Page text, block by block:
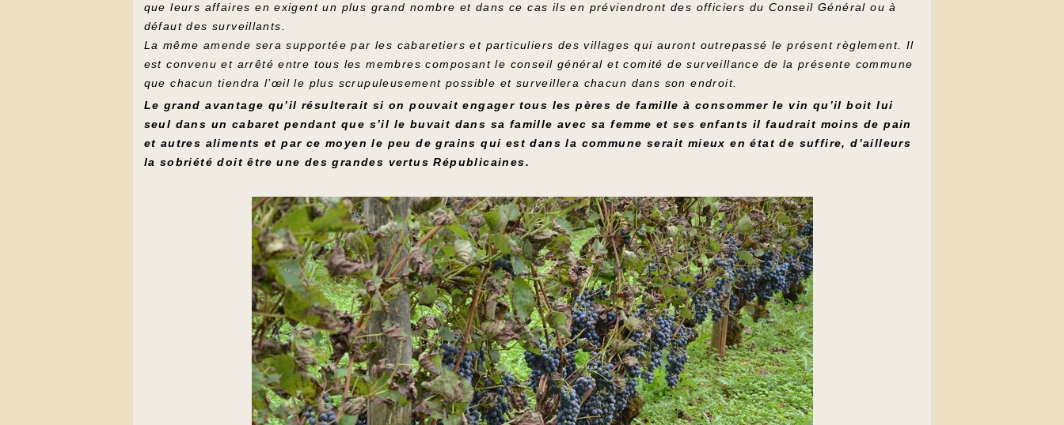
que leurs affaires en exigent un plus grand nombre et dans ce cas ils en préviendront des officiers du Conseil Général ou à
défaut des surveillants.
La même amende sera supportée par les cabaretiers et particuliers des villages qui auront outrepassé le présent règlement. Il
est convenu et arrêté entre tous les membres composant le conseil général et comité de surveillance de la présente commune
que chacun tiendra l’œil le plus scrupuleusement possible et surveillera chacun dans son endroit.
Le grand avantage qu’il résulterait si on pouvait engager tous les pères de famille à consommer le vin qu’il boit lui
seul dans un cabaret pendant que s’il le buvait dans sa famille avec sa femme et ses enfants il faudrait moins de pain
et autres aliments et par ce moyen le peu de grains qui est dans la commune serait mieux en état de suffire, d’ailleurs
la sobriété doit être une des grandes vertus Républicaines.